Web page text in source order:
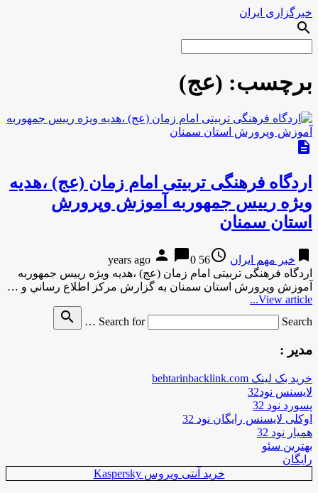
خبرگزاری ایران
search
برچسب: (عج)
description
اردگاه فرهنگی تربیتی امام زمان (عج) ،هدیه
ویژه رییس جمهوربه آموزش وپرورش
استان سمنان
bookmark خبر مهم ایران access_time
56 years ago
person chat_bubble0
اردگاه فرهنگی تربیتی امام زمان (عج) ،هدیه ویژه رییس جمهوربه
آموزش وپرورش استان سمنان به گزارش مركز اطلاع رساني و …
View article...
Search for
Search …
search
مدیر :
خرید بک لینک behtarinbacklink.com
لایسنس نود32
پسورد نود 32
اوکلی لایسنس رایگان نود 32
همیار نود 32
بهترین سئو
رایگان
خرید آنتی ویروس Kaspersky